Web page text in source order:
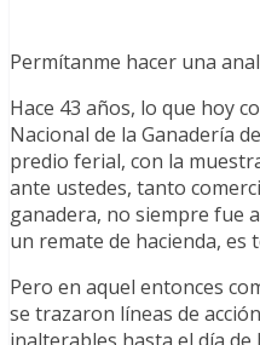
Permítanme hacer una
Hace 43 años, lo que hoy
Nacional de la Ganadería
predio ferial, con la
ante ustedes, tanto
ganadera, no siempre fue
un remate de hacienda, es
Pero en aquel entonces
se trazaron líneas de